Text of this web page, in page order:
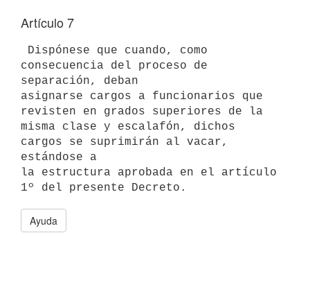
Artículo 7
consecuencia del proceso de
separación, deban
asignarse cargos a funcionarios que
revisten en grados superiores de la
misma clase y escalafón, dichos
cargos se suprimirán al vacar,
estándose a
la estructura aprobada en el artículo
Ayuda